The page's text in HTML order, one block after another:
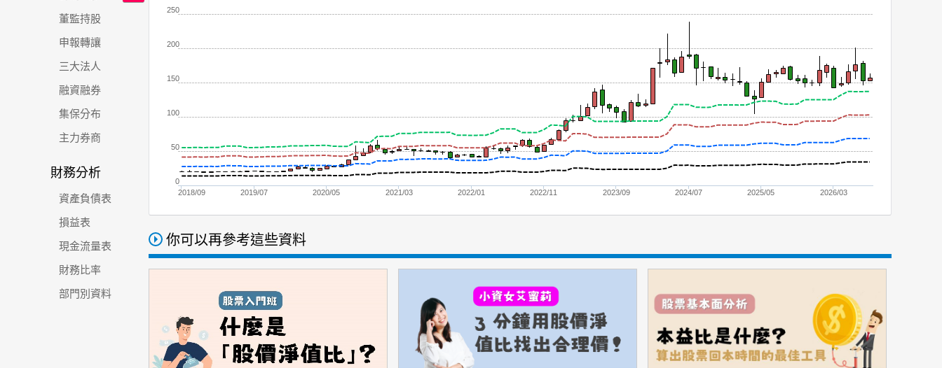
董監持股
申報轉讓
三大法人
融資融券
集保分布
主力券商
財務分析
資產負債表
損益表
現金流量表
財務比率
部門別資料
2018/09 2019/07 2020/05 2021/03 2022/01 2022/11 2023/09 2024/07 2025/05 2026/03
0
50
100
150
200
250
你可以再參考這些資料